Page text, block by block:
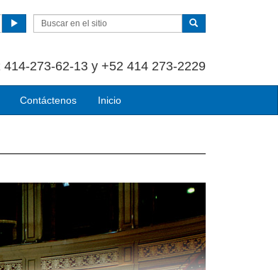
273-62-13 y +52 414 273-2229
Contáctenos Inicio